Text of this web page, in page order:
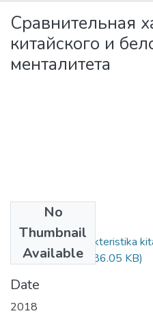
Сравнительная
китайского и
менталитета
No
Thumbnail
Available
Sravnitelnaja harakteristika
mentaliteta.pdf(186.05 KB)
Date
2018